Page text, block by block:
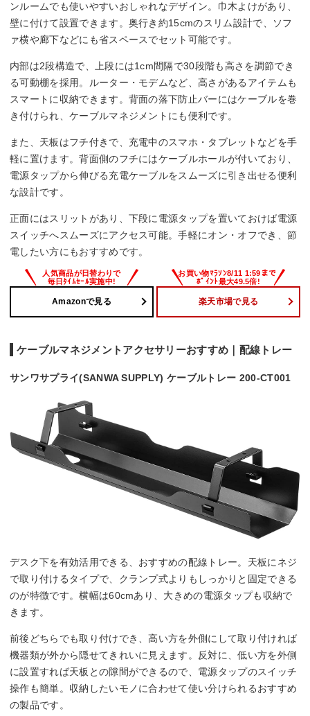
ンルームでも使いやすいおしゃれなデザイン。巾木よけがあり、
壁に付けて設置できます。奥行き約15cmのスリム設計で、ソフ
ァ横や廊下などにも省スペースでセット可能です。
内部は2段構造で、上段には1cm間隔で30段階も高さを調節でき
る可動棚を採用。ルーター・モデムなど、高さがあるアイテムも
スマートに収納できます。背面の落下防止バーにはケーブルを巻
き付けられ、ケーブルマネジメントにも便利です。
また、天板はフチ付きで、充電中のスマホ・タブレットなどを手
軽に置けます。背面側のフチにはケーブルホールが付いており、
電源タップから伸びる充電ケーブルをスムーズに引き出せる便利
な設計です。
正面にはスリットがあり、下段に電源タップを置いておけば電源
スイッチへスムーズにアクセス可能。手軽にオン・オフでき、節
電したい方にもおすすめです。
Amazonで見る 楽天市場で見る
ケーブルマネジメントアクセサリーおすすめ｜配線トレー
サンワサプライ(SANWA SUPPLY) ケーブルトレー 200-CT001
デスク下を有効活用できる、おすすめの配線トレー。天板にネジ
で取り付けるタイプで、クランプ式よりもしっかりと固定できる
のが特徴です。横幅は60cmあり、大きめの電源タップも収納で
きます。
前後どちらでも取り付けでき、高い方を外側にして取り付ければ
機器類が外から隠せてきれいに見えます。反対に、低い方を外側
に設置すれば天板との隙間ができるので、電源タップのスイッチ
操作も簡単。収納したいモノに合わせて使い分けられるおすすめ
の製品です。